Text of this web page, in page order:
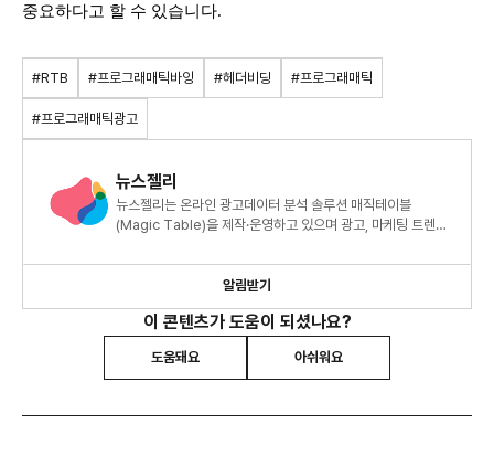
중요하다고 할 수 있습니다.
#RTB #프로그래매틱바잉 #헤더비딩 #프로그래매틱
#프로그래매틱광고
뉴스젤리
뉴스젤리는 온라인 광고데이터 분석 솔루션 매직테이블
(Magic Table)을 제작·운영하고 있으며 광고, 마케팅 트렌드
알림받기
이 콘텐츠가 도움이 되셨나요?
도움돼요 아쉬워요